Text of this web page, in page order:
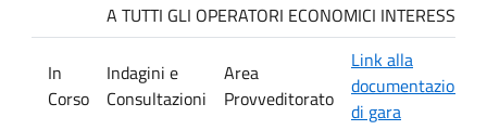
A TUTTI GLI OPERATORI ECONOMICI
In
Corso
Indagini e
Consultazioni
Area
Provveditorato
Link alla
documentazione
di gara